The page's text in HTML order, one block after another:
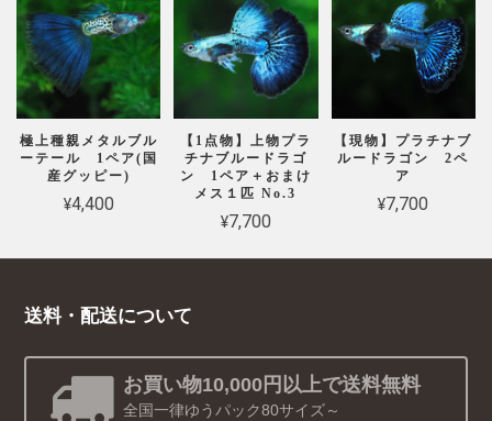
極上種親メタルブル
ーテール 1ペア(国
産グッピー)
¥4,400
【1点物】上物プラ
チナブルードラゴ
ン 1ペア＋おまけ
メス１匹 No.3
¥7,700
【現物】プラチナブ
ルードラゴン 2ペ
ア
¥7,700
送料・配送について
お買い物10,000円以上で送料無料
全国一律ゆうパック80サイズ～